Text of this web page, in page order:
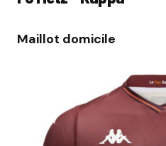
Maillot domicile